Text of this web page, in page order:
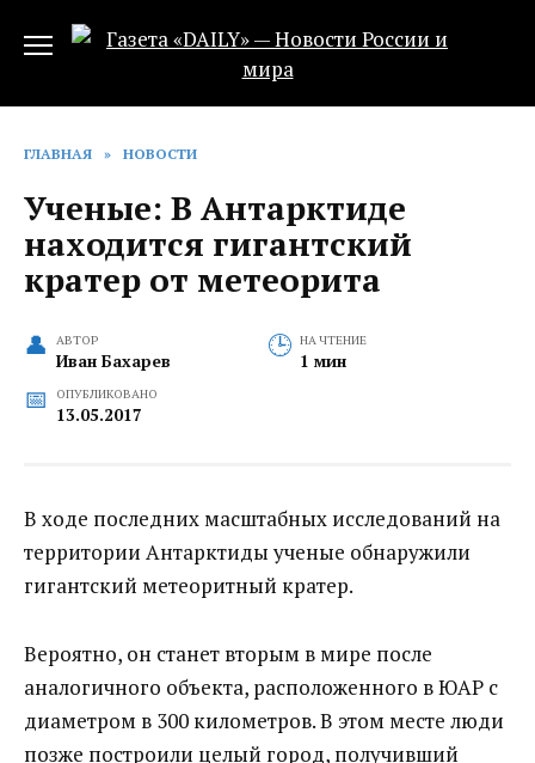
ГЛАВНАЯ » НОВОСТИ
Ученые: В Антарктиде
находится гигантский
кратер от метеорита‍
АВТОР
Иван Бахарев
НА ЧТЕНИЕ
1 мин
ОПУБЛИКОВАНО
13.05.2017
В ходе последних масштабных исследований на
территории Антарктиды ученые обнаружили
гигантский метеоритный кратер.
Вероятно, он станет вторым в мире после
аналогичного объекта, расположенного в ЮАР с
диаметром в 300 километров. В этом месте люди
позже построили целый город, получивший